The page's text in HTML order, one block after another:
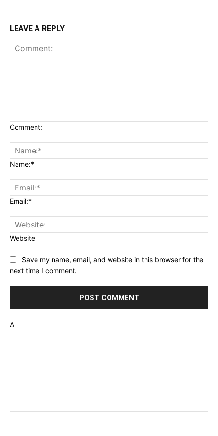
LEAVE A REPLY
Comment:
Name:*
Email:*
Website:
Save my name, email, and website in this browser for the
next time I comment.
Δ